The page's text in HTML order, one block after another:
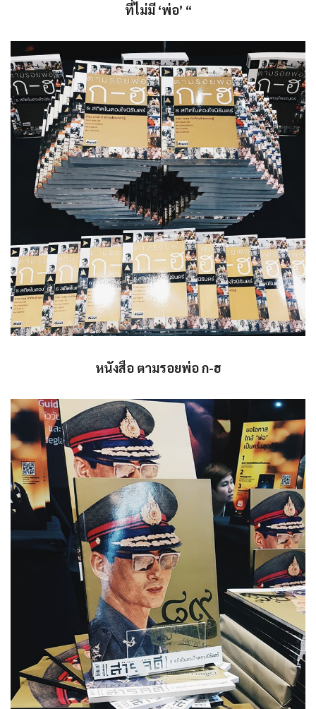
ที่ไม่มี ‘พ่อ’ “
หนังสือ ตามรอยพ่อ ก-ฮ